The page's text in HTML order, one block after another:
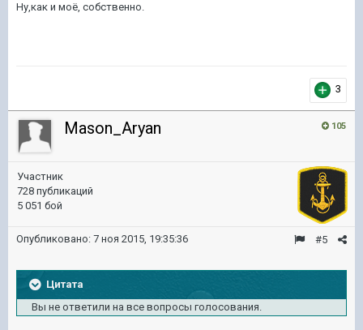
Ну,как и моё, собственно.
3
105
Mason_Aryan
Участник
728 публикаций
5 051 бой
#5
Опубликовано: 7 ноя 2015, 19:35:36
Цитата
Вы не ответили на все вопросы голосования.